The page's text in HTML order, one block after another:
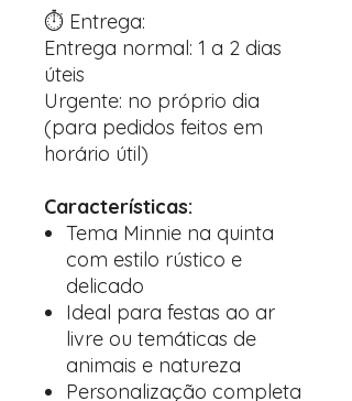
⏱️ Entrega:
Entrega normal: 1 a 2 dias
úteis
Urgente: no próprio dia
(para pedidos feitos em
horário útil)
Características:
Tema Minnie na quinta
com estilo rústico e
delicado
Ideal para festas ao ar
livre ou temáticas de
animais e natureza
Personalização completa